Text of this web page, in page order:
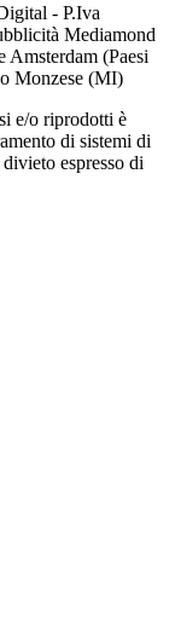
- P.Iva
Mediamond
(Paesi
Monzese (MI)
e/o riprodotti è
di sistemi di
espresso di